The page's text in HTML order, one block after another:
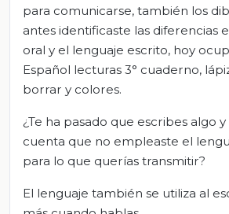
para comunicarse, también los
antes identificaste las diferencias
oral y el lenguaje escrito, hoy
Español lecturas 3° cuaderno,
borrar y colores.
¿Te ha pasado que escribes algo
cuenta que no empleaste el
para lo que querías transmitir?
El lenguaje también se utiliza al